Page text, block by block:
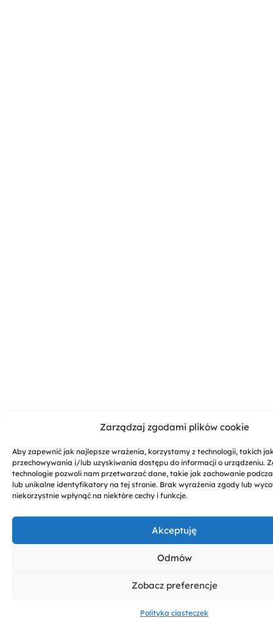
Zarządzaj zgodami plików cookie
Aby zapewnić jak najlepsze wrażenia, korzystamy z technologii, takich
przechowywania i/lub uzyskiwania dostępu do informacji o urządzeniu.
technologie pozwoli nam przetwarzać dane, takie jak zachowanie
lub unikalne identyfikatory na tej stronie. Brak wyrażenia zgody lub
niekorzystnie wpłynąć na niektóre cechy i funkcje.
Akceptuję
Odmów
Zobacz preferencje
Polityka ciasteczek